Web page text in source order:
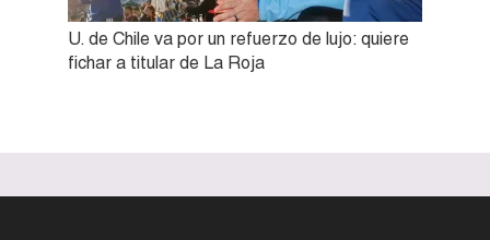
U. de Chile va por un refuerzo de lujo: quiere
fichar a titular de La Roja